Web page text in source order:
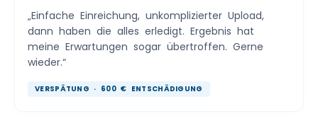
„Einfache Einreichung, unkomplizierter Upload,
dann haben die alles erledigt. Ergebnis hat
meine Erwartungen sogar übertroffen. Gerne
wieder.“
VERSPÄTUNG · 600 € ENTSCHÄDIGUNG